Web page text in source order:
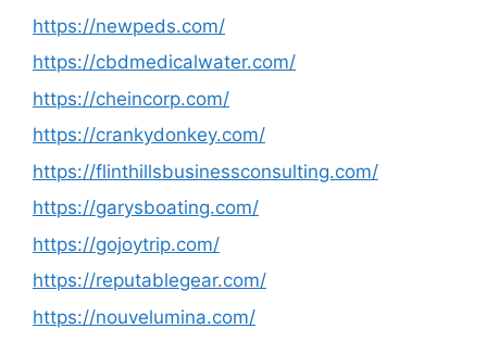
https://newpeds.com/
https://cbdmedicalwater.com/
https://cheincorp.com/
https://crankydonkey.com/
https://flinthillsbusinessconsulting.com/
https://garysboating.com/
https://gojoytrip.com/
https://reputablegear.com/
https://nouvelumina.com/